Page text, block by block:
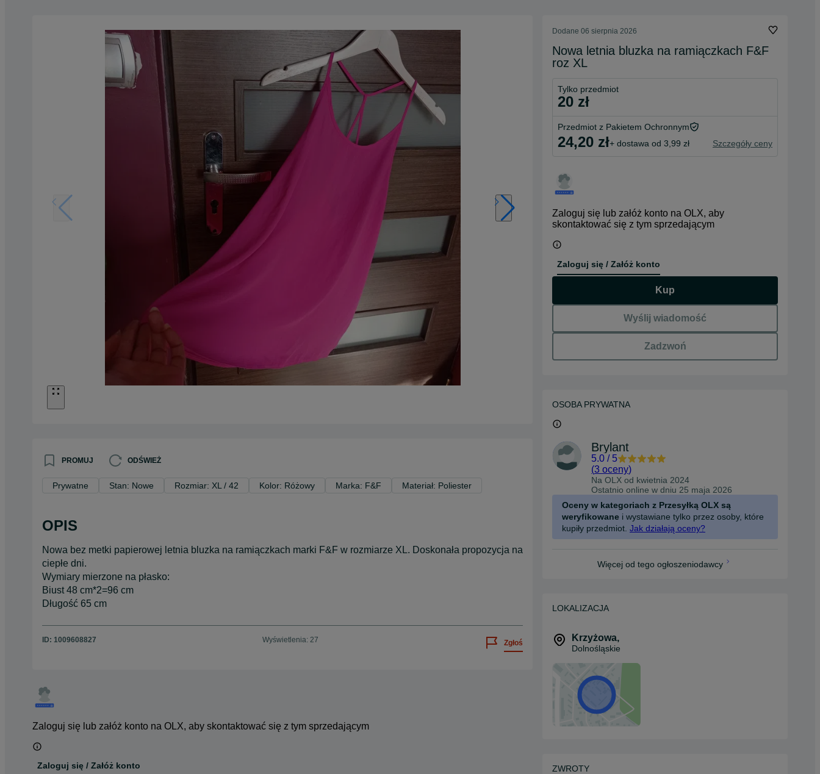
PROMUJ ODŚWIEŻ
Prywatne Stan: Nowe Rozmiar: XL / 42 Kolor: Różowy Marka: F&F Materiał: Poliester
OPIS
Nowa bez metki papierowej letnia bluzka na ramiączkach marki F&F w rozmiarze XL. Doskonała propozycja na
ciepłe dni.
Wymiary mierzone na płasko:
Biust 48 cm*2=96 cm
Długość 65 cm
ID: 1009608827 Wyświetlenia: 27 Zgłoś
Zaloguj się lub załóż konto na OLX, aby skontaktować się z tym sprzedającym
Zaloguj się / Załóż konto
Dodane 06 sierpnia 2026
Nowa letnia bluzka na ramiączkach F&F
roz XL
Tylko przedmiot
20 zł
Przedmiot z Pakietem Ochronnym
24,20 zł+ dostawa od 3,99 zł Szczegóły ceny
Zaloguj się lub załóż konto na OLX, aby
skontaktować się z tym sprzedającym
Zaloguj się / Załóż konto
Kup
Wyślij wiadomość
Zadzwoń
OSOBA PRYWATNA
Brylant
5.0 / 5
(3 oceny)
Na OLX od kwietnia 2024
Ostatnio online w dniu 25 maja 2026
Oceny w kategoriach z Przesyłką OLX są
weryfikowane i wystawiane tylko przez osoby, które
kupiły przedmiot. Jak działają oceny?
Więcej od tego ogłoszeniodawcy
LOKALIZACJA
Krzyżowa,
Dolnośląskie
ZWROTY